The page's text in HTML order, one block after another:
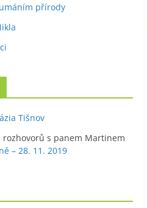
přírody
Tišnov
s panem Martinem
– 28. 11. 2019